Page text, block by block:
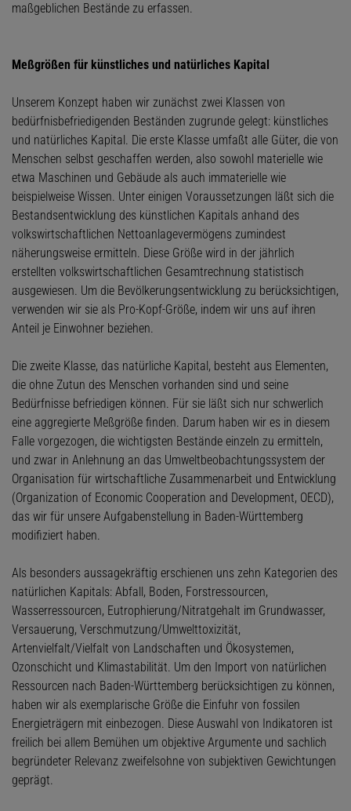
maßgeblichen Bestände zu erfassen.
Meßgrößen für künstliches und natürliches Kapital
Unserem Konzept haben wir zunächst zwei Klassen von
bedürfnisbefriedigenden Beständen zugrunde gelegt: künstliches
und natürliches Kapital. Die erste Klasse umfaßt alle Güter, die von
Menschen selbst geschaffen werden, also sowohl materielle wie
etwa Maschinen und Gebäude als auch immaterielle wie
beispielweise Wissen. Unter einigen Voraussetzungen läßt sich die
Bestandsentwicklung des künstlichen Kapitals anhand des
volkswirtschaftlichen Nettoanlagevermögens zumindest
näherungsweise ermitteln. Diese Größe wird in der jährlich
erstellten volkswirtschaftlichen Gesamtrechnung statistisch
ausgewiesen. Um die Bevölkerungsentwicklung zu berücksichtigen,
verwenden wir sie als Pro-Kopf-Größe, indem wir uns auf ihren
Anteil je Einwohner beziehen.
Die zweite Klasse, das natürliche Kapital, besteht aus Elementen,
die ohne Zutun des Menschen vorhanden sind und seine
Bedürfnisse befriedigen können. Für sie läßt sich nur schwerlich
eine aggregierte Meßgröße finden. Darum haben wir es in diesem
Falle vorgezogen, die wichtigsten Bestände einzeln zu ermitteln,
und zwar in Anlehnung an das Umweltbeobachtungssystem der
Organisation für wirtschaftliche Zusammenarbeit und Entwicklung
(Organization of Economic Cooperation and Development, OECD),
das wir für unsere Aufgabenstellung in Baden-Württemberg
modifiziert haben.
Als besonders aussagekräftig erschienen uns zehn Kategorien des
natürlichen Kapitals: Abfall, Boden, Forstressourcen,
Wasserressourcen, Eutrophierung/Nitratgehalt im Grundwasser,
Versauerung, Verschmutzung/Umwelttoxizität,
Artenvielfalt/Vielfalt von Landschaften und Ökosystemen,
Ozonschicht und Klimastabilität. Um den Import von natürlichen
Ressourcen nach Baden-Württemberg berücksichtigen zu können,
haben wir als exemplarische Größe die Einfuhr von fossilen
Energieträgern mit einbezogen. Diese Auswahl von Indikatoren ist
freilich bei allem Bemühen um objektive Argumente und sachlich
begründeter Relevanz zweifelsohne von subjektiven Gewichtungen
geprägt.